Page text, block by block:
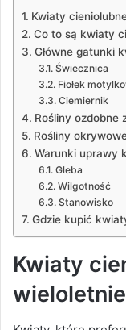
Kwiaty
Co to są kwiaty
Główne gatunki
Świecznica
Fiołek
Ciemiernik
Rośliny ozdobne
Rośliny
Warunki uprawy
Gleba
Wilgotność
Stanowisko
Gdzie kupić
Kwiaty
wieloletnie